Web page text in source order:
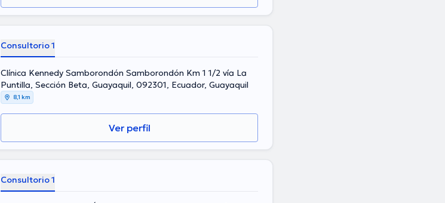
Consultorio 1
Clínica Kennedy Samborondón Samborondón Km 1 1/2 vía La
Puntilla, Sección Beta, Guayaquil, 092301, Ecuador, Guayaquil
8,1 km
Ver perfil
Consultorio 1